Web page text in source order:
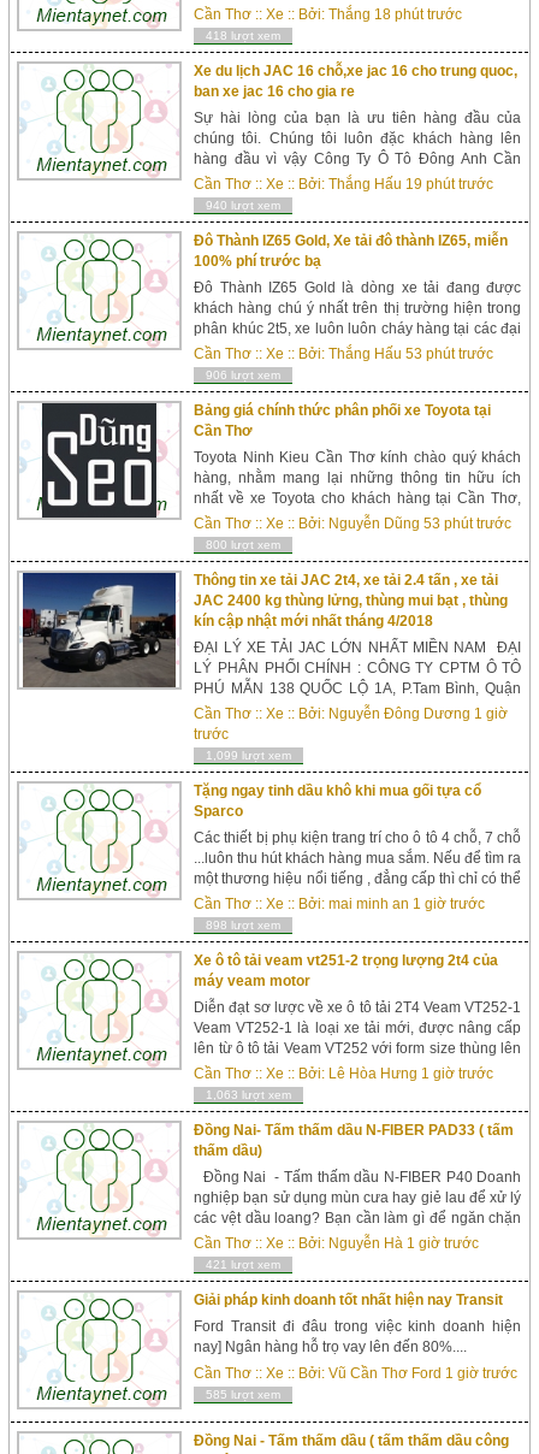
không là ngoại lệ. Với mong muốn tạo một sản
phẩm chất lượng, tối ưu nhất để tạo được cảm
tình của kh&aac...
Cần Thơ ::Xe :: Bởi:Thắng 18 phút trước
418 lượt xem
Xe du lịch JAC 16 chỗ,xe jac 16 cho trung quoc,
ban xe jac 16 cho gia re
Sự hài lòng của bạn là ưu tiên hàng đầu của
chúng tôi. Chúng tôi luôn đặc khách hàng lên
hàng đầu vì vậy Công Ty Ô Tô Đông Anh Cần
Thơ luôn có những chương trình khuy...
Cần Thơ ::Xe :: Bởi:Thắng Hấu 19 phút trước
940 lượt xem
Đô Thành IZ65 Gold, Xe tải đô thành IZ65, miễn
100% phí trước bạ
Đô Thành IZ65 Gold là dòng xe tải đang được
khách hàng chú ý nhất trên thị trường hiện trong
phân khúc 2t5, xe luôn luôn cháy hàng tại các đại
lý trên toàn quốc. Với kiểu dáng năng ...
Cần Thơ ::Xe :: Bởi:Thắng Hấu 53 phút trước
906 lượt xem
Bảng giá chính thức phân phối xe Toyota tại
Cần Thơ
Toyota Ninh Kieu Cần Thơ kính chào quý khách
hàng, nhằm mang lại những thông tin hữu ích
nhất về xe Toyota cho khách hàng tại Cần Thơ,
chúng tôi kính gửi khách hàng gia xe toyota can
tho được cập nhật thường xuy&ec...
Cần Thơ ::Xe :: Bởi: Nguyễn Dũng 53 phút trước
800 lượt xem
Thông tin xe tải JAC 2t4, xe tải 2.4 tấn , xe tải
JAC 2400 kg thùng lửng, thùng mui bạt , thùng
kín cập nhật mới nhất tháng 4/2018
ĐẠI LÝ XE TẢI JAC LỚN NHẤT MIỀN NAM ĐẠI
LÝ PHÂN PHỐI CHÍNH : CÔNG TY CPTM Ô TÔ
PHÚ MẪN 138 QUỐC LỘ 1A, P.Tam Bình, Quận
Thủ Đức 0929.235.352 – 01648727238 GẶP EM
DƯƠNG (PTKD) ZALO: 0929.235.352 HỖ TRỢ
TRẢ GÓP THEO YÊU CẦU KHÁ...
Cần Thơ ::Xe :: Bởi: Nguyễn Đông Dương 1 giờ
trước
1,099 lượt xem
Tặng ngay tinh dầu khô khi mua gối tựa cổ
Sparco
Các thiết bị phụ kiện trang trí cho ô tô 4 chỗ, 7 chỗ
...luôn thu hút khách hàng mua sắm. Nếu để tìm ra
một thương hiệu nổi tiếng , đẳng cấp thì chỉ có thể
là Sparco . Đây là thương hiệu nổi tiếng nhất đến
từ Ý chuy&eci...
Cần Thơ ::Xe :: Bởi:mai minh an 1 giờ trước
898 lượt xem
Xe ô tô tải veam vt251-2 trọng lượng 2t4 của
máy veam motor
Diễn đạt sơ lược về xe ô tô tải 2T4 Veam VT252-1
Veam VT252-1 là loại xe tải mới, được nâng cấp
lên từ ô tô tải Veam VT252 với form size thùng lên
tới 4.14m. Xe người sử dụng các linh kiện nhập
khẩu đến từ đất nước Hàn Quốc xinh đẹp. xe tải
Veam VT...
Cần Thơ ::Xe :: Bởi: Lê Hòa Hưng 1 giờ trước
1,063 lượt xem
Đồng Nai- Tấm thấm dầu N-FIBER PAD33 ( tấm
thấm dầu)
Đồng Nai - Tấm thấm dầu N-FIBER P40 Doanh
nghiệp bạn sử dụng mùn cưa hay giẻ lau để xử lý
các vệt dầu loang? Bạn cần làm gì để ngăn chặn
tràn nước thải nhiễm dầu ra môi trường hay ngăn
chặn những vệt dầu trên sông, suối, biển… Bạn
không cần tìm kiếm đáp án cho bài toán đó đâu
xa bởi đáp án ở ...
Cần Thơ ::Xe :: Bởi: Nguyễn Hà 1 giờ trước
421 lượt xem
Giải pháp kinh doanh tốt nhất hiện nay Transit
Ford Transit đi đâu trong việc kinh doanh hiện
nay] Ngân hàng hỗ trọ vay lên đến 80%....
Cần Thơ ::Xe :: Bởi:Vũ Cần Thơ Ford 1 giờ trước
585 lượt xem
Đồng Nai - Tấm thấm dầu ( tấm thấm dầu công